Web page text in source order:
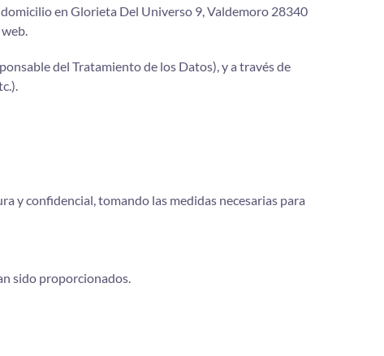
domicilio en Glorieta Del Universo 9, Valdemoro 28340
del Tratamiento de los Datos), y a través de
y confidencial, tomando las medidas necesarias para
sido proporcionados.